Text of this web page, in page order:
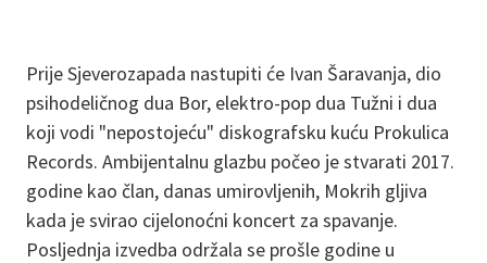
Prije Sjeverozapada nastupiti će Ivan Šaravanja, dio
psihodeličnog dua Bor, elektro-pop dua Tužni i dua
koji vodi "nepostojeću" diskografsku kuću Prokulica
Records. Ambijentalnu glazbu počeo je stvarati 2017.
godine kao član, danas umirovljenih, Mokrih gljiva
kada je svirao cijelonoćni koncert za spavanje.
Posljednja izvedba održala se prošle godine u